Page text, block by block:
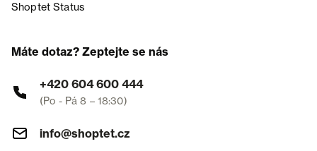
Shoptet Status
Máte dotaz? Zeptejte se nás
+420 604 600 444
(Po - Pá 8 – 18:30)
info@shoptet.cz